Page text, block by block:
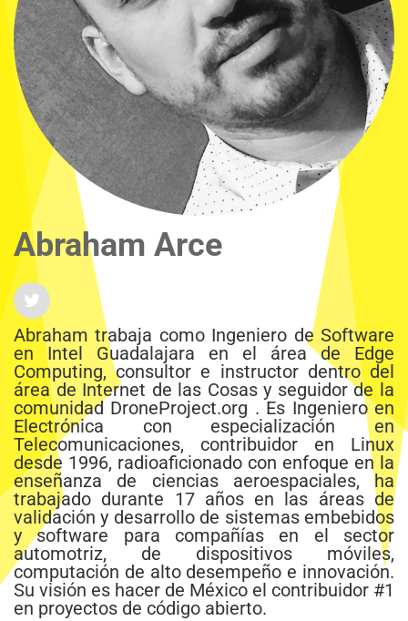
Abraham Arce
Abraham trabaja como Ingeniero de Software
en Intel Guadalajara en el área de Edge
Computing, consultor e instructor dentro del
área de Internet de las Cosas y seguidor de la
comunidad DroneProject.org . Es Ingeniero en
Electrónica con especialización en
Telecomunicaciones, contribuidor en Linux
desde 1996, radioaficionado con enfoque en la
enseñanza de ciencias aeroespaciales, ha
trabajado durante 17 años en las áreas de
validación y desarrollo de sistemas embebidos
y software para compañías en el sector
automotriz, de dispositivos móviles,
computación de alto desempeño e innovación.
Su visión es hacer de México el contribuidor #1
en proyectos de código abierto.